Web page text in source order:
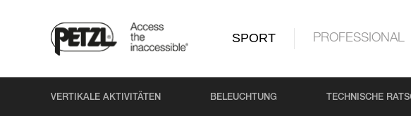
SPORT PROFESSIONAL
VERTIKALE AKTIVITÄTEN BELEUCHTUNG TECHNISCHE